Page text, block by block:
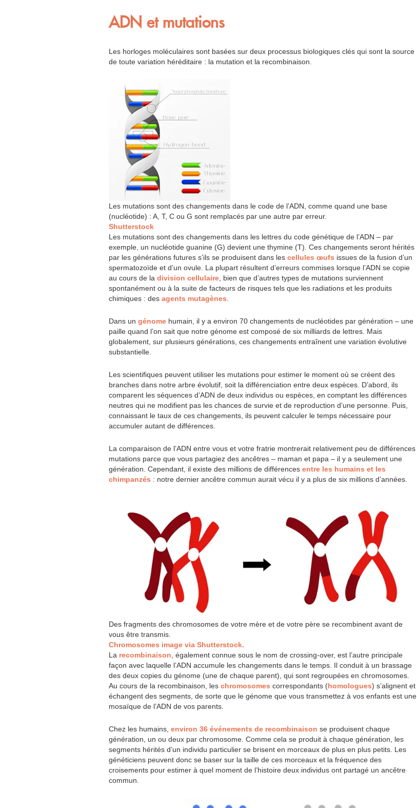
ADN et mutations
Les horloges moléculaires sont basées sur deux processus biologiques clés qui sont la source
de toute variation héréditaire : la mutation et la recombinaison.
Les mutations sont des changements dans le code de l’ADN, comme quand une base
(nucléotide) : A, T, C ou G sont remplacés par une autre par erreur.
Shutterstock
Les mutations sont des changements dans les lettres du code génétique de l’ADN – par
exemple, un nucléotide guanine (G) devient une thymine (T). Ces changements seront hérités
par les générations futures s’ils se produisent dans les cellules œufs issues de la fusion d’un
spermatozoïde et d’un ovule. La plupart résultent d’erreurs commises lorsque l’ADN se copie
au cours de la division cellulaire , bien que d’autres types de mutations surviennent
spontanément ou à la suite de facteurs de risques tels que les radiations et les produits
chimiques : des agents mutagènes
Dans un génome humain, il y a environ 70 changements de nucléotides par génération – une
paille quand l’on sait que notre génome est composé de six milliards de lettres. Mais
globalement, sur plusieurs générations, ces changements entraînent une variation évolutive
substantielle.
Les scientifiques peuvent utiliser les mutations pour estimer le moment où se créent des
branches dans notre arbre évolutif, soit la différenciation entre deux espèces. D’abord, ils
comparent les séquences d’ADN de deux individus ou espèces, en comptant les différences
neutres qui ne modifient pas les chances de survie et de reproduction d’une personne. Puis,
connaissant le taux de ces changements, ils peuvent calculer le temps nécessaire pour
accumuler autant de différences.
La comparaison de l’ADN entre vous et votre fratrie montrerait relativement peu de différences
mutations parce que vous partagiez des ancêtres – maman et papa – il y a seulement une
génération. Cependant, il existe des millions de différences entre les humains et les
chimpanzés : notre dernier ancêtre commun aurait vécu il y a plus de six millions d’années.
Des fragments des chromosomes de votre mère et de votre père se recombinent avant de
vous être transmis.
Chromosomes image via Shutterstock.
La recombinaison, également connue sous le nom de crossing-over, est l’autre principale
façon avec laquelle l’ADN accumule les changements dans le temps. Il conduit à un brassage
des deux copies du génome (une de chaque parent), qui sont regroupées en chromosomes.
Au cours de la recombinaison, les chromosomes correspondants (homologues) s’alignent et
échangent des segments, de sorte que le génome que vous transmettez à vos enfants est une
mosaïque de l’ADN de vos parents.
Chez les humains, environ 36 événements de recombinaison se produisent chaque
génération, un ou deux par chromosome. Comme cela se produit à chaque génération, les
segments hérités d’un individu particulier se brisent en morceaux de plus en plus petits. Les
généticiens peuvent donc se baser sur la taille de ces morceaux et la fréquence des
croisements pour estimer à quel moment de l’histoire deux individus ont partagé un ancêtre
commun.